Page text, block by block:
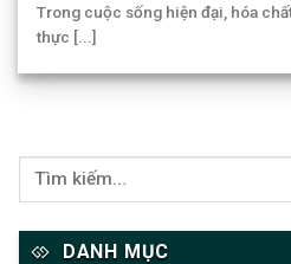
Trong cuộc sống hiện đại, hóa
thực [...]
DANH MỤC